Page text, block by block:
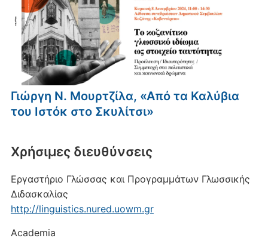
Γιώργη Ν. Μουρτζίλα, «Από τα Καλύβια
του Ιστόκ στο Σκυλίτσι»
Xρήσιμες διευθύνσεις
Εργαστήριο Γλώσσας και Προγραμμάτων Γλωσσικής
Διδασκαλίας
http://linguistics.nured.uowm.gr
Academia